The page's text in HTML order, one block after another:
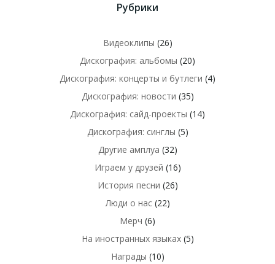
Рубрики
Видеоклипы (26)
Дискография: альбомы (20)
Дискография: концерты и бутлеги (4)
Дискография: новости (35)
Дискография: сайд-проекты (14)
Дискография: синглы (5)
Другие амплуа (32)
Играем у друзей (16)
История песни (26)
Люди о нас(22)
Мерч (6)
На иностранных языках(5)
Награды (10)